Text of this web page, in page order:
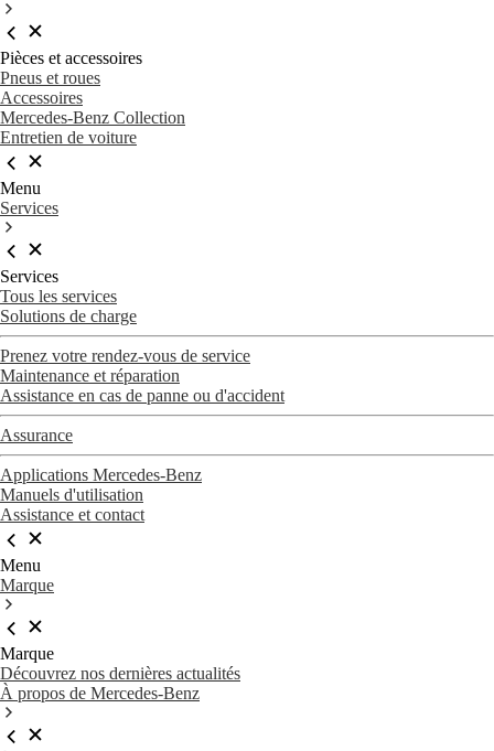
Pièces et accessoires
Pneus et roues
Accessoires
Mercedes-Benz Collection
Entretien de voiture
Menu
Services
Services
Tous les services
Solutions de charge
Prenez votre rendez-vous de service
Maintenance et réparation
Assistance en cas de panne ou d'accident
Assurance
Applications Mercedes-Benz
Manuels d'utilisation
Assistance et contact
Menu
Marque
Marque
Découvrez nos dernières actualités
À propos de Mercedes-Benz